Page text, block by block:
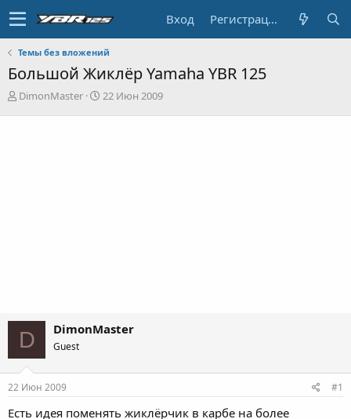
Вход Регистрация
Темы без вложений
Большой Жиклёр Yamaha YBR 125
А
DimonMaster
Д
22 Июн 2009
D DimonMaster
Guest
22 Июн 2009 #1
Есть идея поменять жиклёрчик в карбе на более